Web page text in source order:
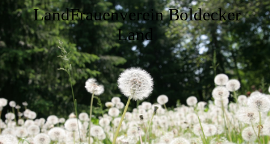
LandFrauenverein Boldecker
Land